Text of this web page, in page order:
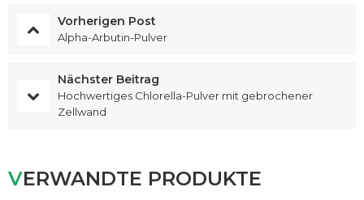
Vorherigen Post
Alpha-Arbutin-Pulver
Nächster Beitrag
Hochwertiges Chlorella-Pulver mit gebrochener
Zellwand
VERWANDTE PRODUKTE